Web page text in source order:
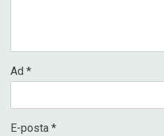
Ad *
E-posta *